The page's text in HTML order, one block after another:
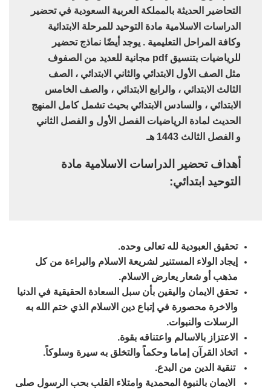
التحاضير الحديثة بالمملكة العربية السعودية في تحضير
الدراسات الاسلامية مادة التوحيد للمرحلة الابتدائية
وكافة المراحل التعليمية . يوجد أيضًا نماذج تحضير
للرياضيات بتنسيق pdf مجانية للعديد من الصفوف
مثل الصف الأول الابتدائي والثاني الابتدائي ، الصف
الثالث الابتدائي ، والرابع الابتدائي ، والصف الخامس
الابتدائي ، والسادس الابتدائي بحيث تشمل كامل المنهج
الحديث لمادة الرياضيات الفصل الأول و الفصل الثاني
و الفصل الثالث 1443 هـ
أهداف تحضير الدراسات الاسلامية مادة
التوحيد ابتدائي:
تحقيق العبودية لله تعالى وحده.
إيجاد الولاء المستنير لشريعة الاسلام والبراءة من كل
مذهب أو شعار يعارض الاسلام.
تحقق الايمان واليقين بأن سبل السعادة الحقيقية في الدنيا
والاخرة محصورة في إتباع دين الاسلام الذي ختم الله به
الرسلات والنبوات.
الاعتزاز بالاسالم واعتناقه بقوة.
اتخاذ القرآن إماما وحكماً والتخلق به سيرة وسلوكاً.
تنقية الدين من البدع.
الايمان بالنبوة المحمدية وامتلاء القلب بحب الرسول صلى